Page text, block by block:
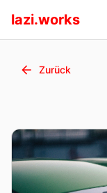
lazi.works
Zurück